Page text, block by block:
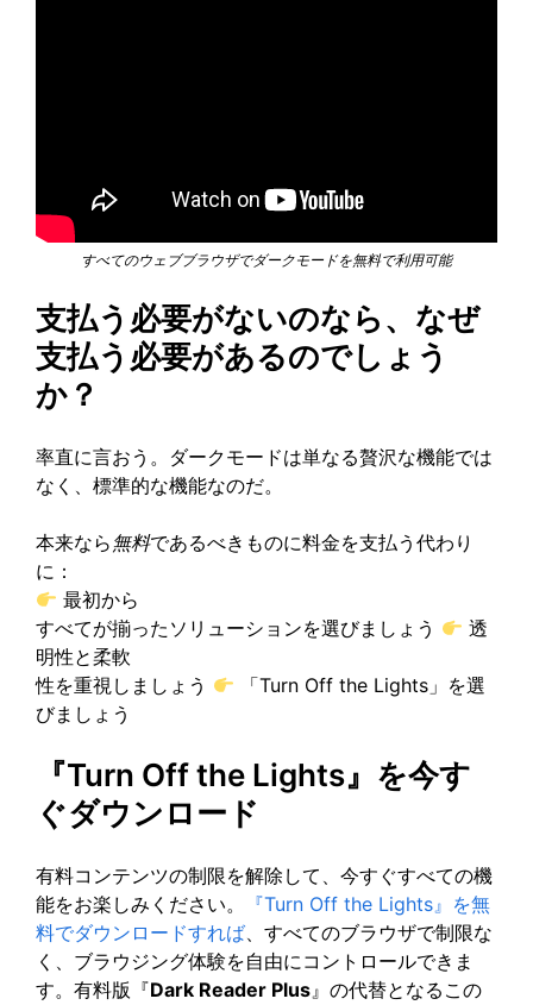
すべてのウェブブラウザでダークモードを無料で利用可能
支払う必要がないのなら、なぜ
支払う必要があるのでしょう
か？
率直に言おう。ダークモードは単なる贅沢な機能では
なく、標準的な機能なのだ。
本来なら無料であるべきものに料金を支払う代わり
に：
最初から
すべてが揃ったソリューションを選びましょう
透
明性と柔軟
性を重視しましょう
「Turn Off the Lights」を選
びましょう
『Turn Off the Lights』を今す
ぐダウンロード
有料コンテンツの制限を解除して、今すぐすべての機
能をお楽しみください。
『Turn Off the Lights』を無
料でダウンロードすれば、すべてのブラウザで制限な
く、ブラウジング体験を自由にコントロールできま
す。有料版『Dark Reader Plus』の代替となるこの